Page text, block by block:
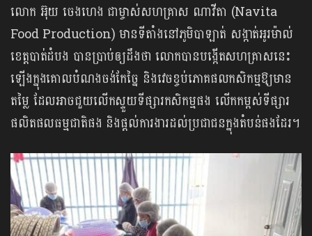
លោក អ៊ុយ ចេងហេង ជាម្ចាស់សហគ្រាស ណាវីតា (Navita
Food Production) មានទីតាំងនៅភូមិបាឡាត់ សង្កាត់អូរម៉ាល់
ខេត្តបាត់ដំបង បានប្រាប់ឲ្យដឹងថា លោកបានបង្កើតសហគ្រាសនេះ
ឡើងក្នុងគោលបំណងចង់កែច្នៃ និងវេចខ្ចប់ភោគផលកសិកម្មឱ្យមាន
តម្លៃ ដែលអាចជួយលើកស្ទួយទីផ្សារកសិកម្មផង លើកកម្ពស់ទីផ្សារ
ផលិតផលធម្មជាតិផង និងផ្ដល់ការងារដល់ប្រជាជនក្នុងតំបន់ផងដែរ។